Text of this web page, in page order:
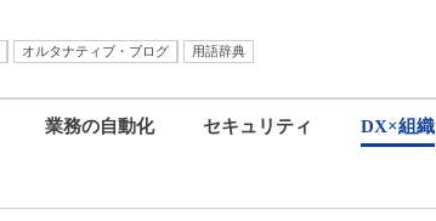
オルタナティブ・ブログ
用語辞典
業務の自動化 セキュリティ DX×組織